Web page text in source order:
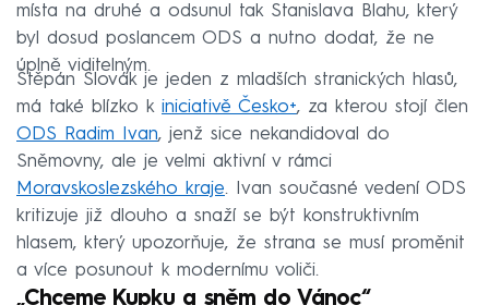
místa na druhé a odsunul tak Stanislava Blahu, který
byl dosud poslancem ODS a nutno dodat, že ne
úplně viditelným.
Štěpán Slovák je jeden z mladších stranických hlasů,
má také blízko k iniciativě Česko+, za kterou stojí člen
ODS Radim Ivan, jenž sice nekandidoval do
Sněmovny, ale je velmi aktivní v rámci
Moravskoslezského kraje. Ivan současné vedení ODS
kritizuje již dlouho a snaží se být konstruktivním
hlasem, který upozorňuje, že strana se musí proměnit
a více posunout k modernímu voliči.
„Chceme Kupku a sněm do Vánoc“